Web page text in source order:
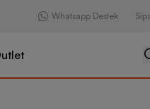
Whatsapp Destek